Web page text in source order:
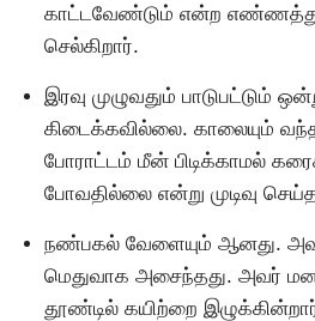
காட்டவேண்டும் என்ற
செல்கிறார்.
இரவு முழுவதும் பாடுபட்டும்
கிடைக்கவில்லை. காலையும்
போராட்டம் மீன் பிடிக்காமல்
போவதில்லை என்று முடிவு
நண்பகல் வேளையும் ஆனது.
மெதுவாக அசைந்தது. அவர்
தூண்டில் கயிற்றை